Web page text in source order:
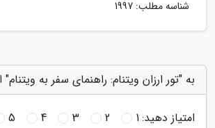
شناسه مطلب: 1997
به "تور ارزان ویتنام: راهنمای سفر به ویتنام"
امتیاز دهید:1
2
3
4
5